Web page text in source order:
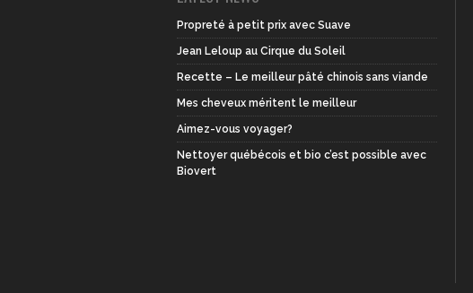
Propreté à petit prix avec Suave
Jean Leloup au Cirque du Soleil
Recette – Le meilleur pâté chinois sans viande
Mes cheveux méritent le meilleur
Aimez-vous voyager?
Nettoyer québécois et bio c’est possible avec
Biovert